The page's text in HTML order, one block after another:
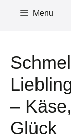
Menu
–
Glück